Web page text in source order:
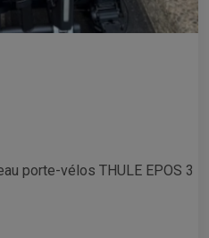
porte-vélos THULE EPOS 3